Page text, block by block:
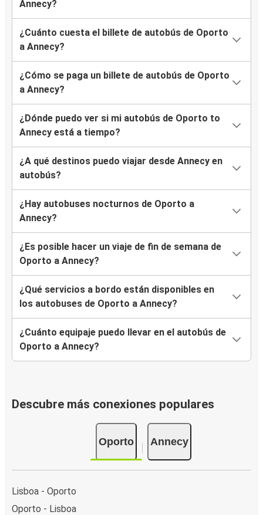
Annecy?
¿Cuánto cuesta el billete de autobús de Oporto
a Annecy?
¿Cómo se paga un billete de autobús de Oporto
a Annecy?
¿Dónde puedo ver si mi autobús de Oporto to
Annecy está a tiempo?
¿A qué destinos puedo viajar desde Annecy en
autobús?
¿Hay autobuses nocturnos de Oporto a
Annecy?
¿Es posible hacer un viaje de fin de semana de
Oporto a Annecy?
¿Qué servicios a bordo están disponibles en
los autobuses de Oporto a Annecy?
¿Cuánto equipaje puedo llevar en el autobús de
Oporto a Annecy?
Descubre más conexiones populares
Oporto Annecy
Lisboa - Oporto
Oporto - Lisboa